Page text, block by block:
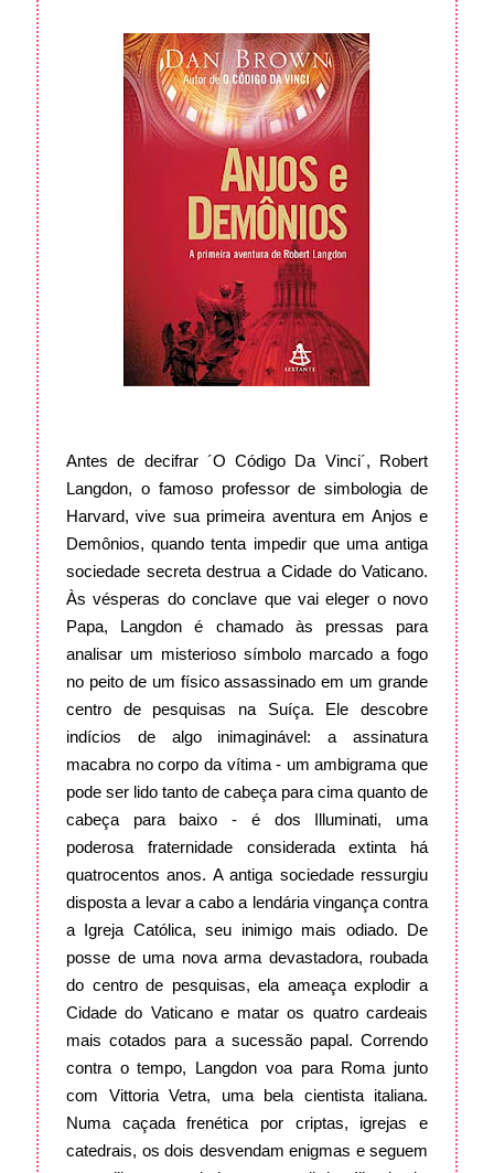
Antes de decifrar ´O Código Da Vinci´, Robert
Langdon, o famoso professor de simbologia de
Harvard, vive sua primeira aventura em Anjos e
Demônios, quando tenta impedir que uma antiga
sociedade secreta destrua a Cidade do Vaticano.
Às vésperas do conclave que vai eleger o novo
Papa, Langdon é chamado às pressas para
analisar um misterioso símbolo marcado a fogo
no peito de um físico assassinado em um grande
centro de pesquisas na Suíça. Ele descobre
indícios de algo inimaginável: a assinatura
macabra no corpo da vítima - um ambigrama que
pode ser lido tanto de cabeça para cima quanto de
cabeça para baixo - é dos Illuminati, uma
poderosa fraternidade considerada extinta há
quatrocentos anos. A antiga sociedade ressurgiu
disposta a levar a cabo a lendária vingança contra
a Igreja Católica, seu inimigo mais odiado. De
posse de uma nova arma devastadora, roubada
do centro de pesquisas, ela ameaça explodir a
Cidade do Vaticano e matar os quatro cardeais
mais cotados para a sucessão papal. Correndo
contra o tempo, Langdon voa para Roma junto
com Vittoria Vetra, uma bela cientista italiana.
Numa caçada frenética por criptas, igrejas e
catedrais, os dois desvendam enigmas e seguem